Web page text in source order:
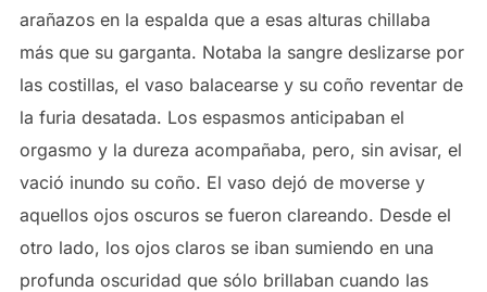
arañazos en la espalda que a esas alturas chillaba
más que su garganta. Notaba la sangre deslizarse por
las costillas, el vaso balacearse y su coño reventar de
la furia desatada. Los espasmos anticipaban el
orgasmo y la dureza acompañaba, pero, sin avisar, el
vació inundo su coño. El vaso dejó de moverse y
aquellos ojos oscuros se fueron clareando. Desde el
otro lado, los ojos claros se iban sumiendo en una
profunda oscuridad que sólo brillaban cuando las